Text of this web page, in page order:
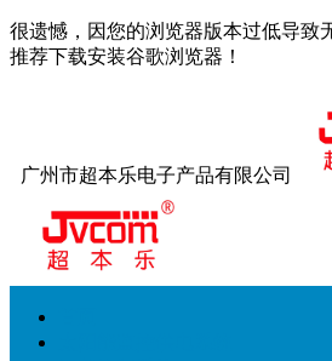
很遗憾，因您的浏览器版本过低导致
推荐下载安装谷歌浏览器！
广州市超本乐电子产品有限公司